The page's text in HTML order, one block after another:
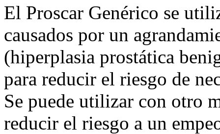
El Proscar Genérico se
causados por un
(hiperplasia prostática
para reducir el riesgo de
Se puede utilizar con otro
reducir el riesgo a un